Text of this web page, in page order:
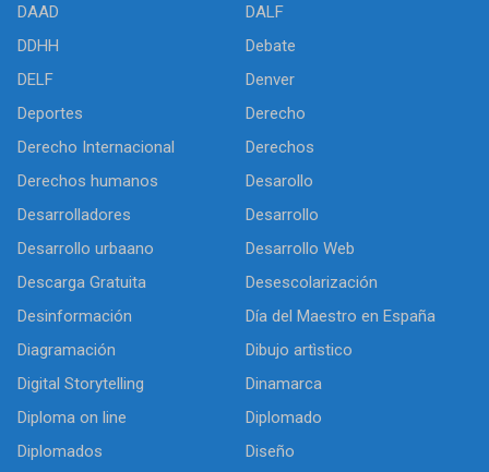
DAAD
DALF
DDHH
Debate
DELF
Denver
Deportes
Derecho
Derecho Internacional
Derechos
Derechos humanos
Desarollo
Desarrolladores
Desarrollo
Desarrollo urbaano
Desarrollo Web
Descarga Gratuita
Desescolarización
Desinformación
Día del Maestro en España
Diagramación
Dibujo artìstico
Digital Storytelling
Dinamarca
Diploma on line
Diplomado
Diplomados
Diseño